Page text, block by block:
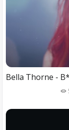
Bella Thorne -